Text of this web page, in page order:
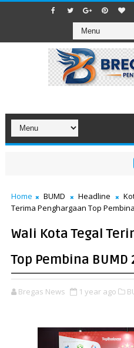
Home BUMD Headline
Terima Penghargaan Top
Wali Kota Tegal
Top Pembina BUMD
Bregas News 1 year ago